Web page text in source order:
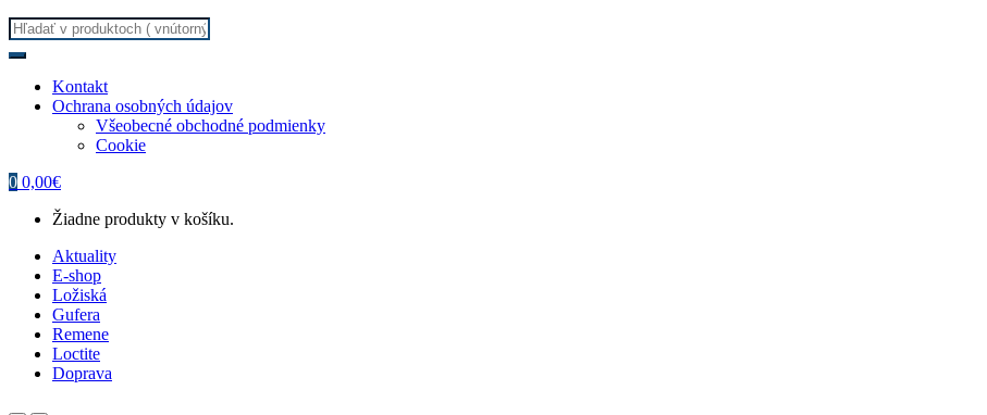
Search
for:
Kontakt
Ochrana osobných údajov
Všeobecné obchodné podmienky
Cookie
0 0,00€
Žiadne produkty v košíku.
Aktuality
E-shop
Ložiská
Gufera
Remene
Loctite
Doprava